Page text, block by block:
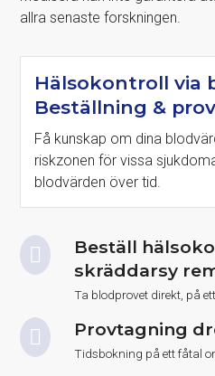
allra senaste forskningen.
Hälsokontroll via
Beställning &
Få kunskap om dina
riskzonen för vissa
blodvärden över tid.
Beställ
skräddarsy
Ta blodprovet direkt, på
Provtagning
Tidsbokning på ett fåtal